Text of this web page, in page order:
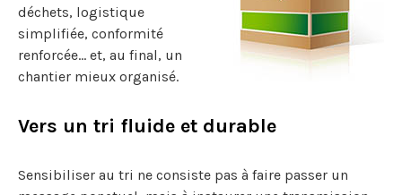
déchets, logistique
simplifiée, conformité
renforcée… et, au final, un
chantier mieux organisé.
Vers un tri fluide et durable
Sensibiliser au tri ne consiste pas à faire passer un